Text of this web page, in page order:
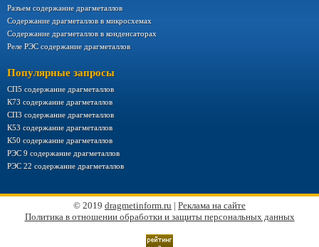
Разъем содержание драгметаллов
Содержание драгметаллов в микросхемах
Содержание драгметаллов в конденсаторах
Реле РЭС содержание драгметаллов
Популярные запросы
СП5 содержание драгметаллов
К73 содержание драгметаллов
СП3 содержание драгметаллов
К53 содержание драгметаллов
К50 содержание драгметаллов
РЭС 9 содержание драгметаллов
РЭС 22 содержание драгметаллов
© 2019 dragmetinform.ru | Реклама на сайте
Политика в отношении обработки и защиты персональных данных